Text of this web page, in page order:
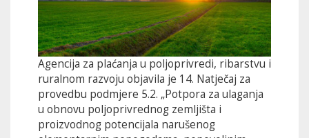
Agencija za plaćanja u poljoprivredi, ribarstvu i
ruralnom razvoju objavila je 14. Natječaj za
provedbu podmjere 5.2. „Potpora za ulaganja
u obnovu poljoprivrednog zemljišta i
proizvodnog potencijala narušenog